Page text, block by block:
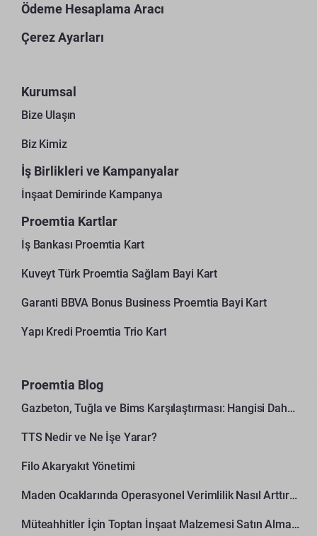
Ödeme Hesaplama Aracı
Çerez Ayarları
Kurumsal
Bize Ulaşın
Biz Kimiz
İş Birlikleri ve Kampanyalar
İnşaat Demirinde Kampanya
Proemtia Kartlar
İş Bankası Proemtia Kart
Kuveyt Türk Proemtia Sağlam Bayi Kart
Garanti BBVA Bonus Business Proemtia Bayi Kart
Yapı Kredi Proemtia Trio Kart
Proemtia Blog
Gazbeton, Tuğla ve Bims Karşılaştırması: Hangisi Daha Avantajlı?
TTS Nedir ve Ne İşe Yarar?
Filo Akaryakıt Yönetimi
Maden Ocaklarında Operasyonel Verimlilik Nasıl Arttırılır?
Müteahhitler İçin Toptan İnşaat Malzemesi Satın Alma Rehberi